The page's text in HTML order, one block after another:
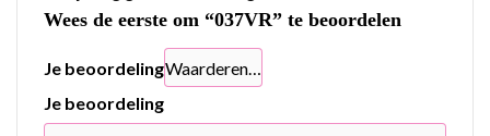
Wees de eerste om “037VR” te beoordelen
Je beoordeling
Je beoordeling